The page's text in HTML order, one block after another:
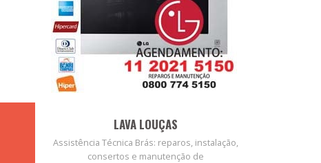
LAVA LOUÇAS
Assistência Técnica Brás: reparos, instalação,
consertos e manutenção de